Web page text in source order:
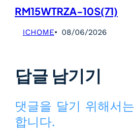
RM15WTRZA-10S(71)
ICHOME 08/06/2026
답글 남기기
댓글을 달기 위해서는
합니다.